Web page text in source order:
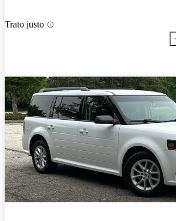
Trato justo